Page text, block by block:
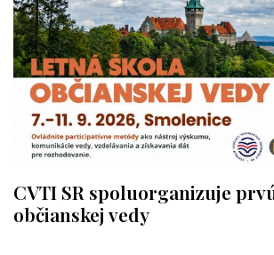
CVTI SR spoluorganizuje
občianskej vedy